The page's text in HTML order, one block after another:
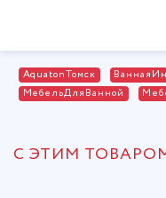
AquatonТомск
МебельДляВанной
С ЭТИМ